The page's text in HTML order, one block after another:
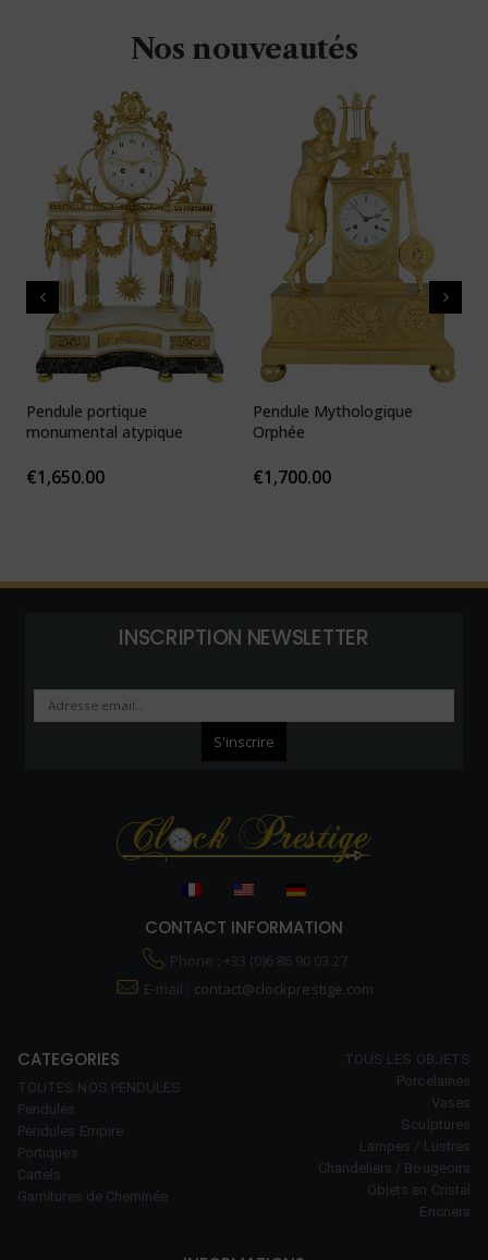
Nos nouveautés
Pendule portique
monumental atypique
€1,650.00
Pendule Mythologique
Orphée
€1,700.00
INSCRIPTION NEWSLETTER
CONTACT INFORMATION
Phone : +33 (0)6 86 90 03 27
E-mail : contact@clockprestige.com
CATEGORIES
TOUTES NOS PENDULES
Pendules
Pendules Empire
Portiques
Cartels
Garnitures de Cheminée
TOUS LES OBJETS
Porcelaines
Vases
Sculptures
Lampes / Lustres
Chandeliers / Bougeoirs
Objets en Cristal
Encriers